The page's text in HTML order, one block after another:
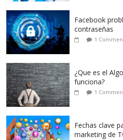
Facebook
contraseñas
1
¿Que es el
funciona?
1
Fechas clave
marketing de